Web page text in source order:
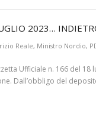
2023…
Reale, Ministro Nordio,
Ufficiale n. 166 del
Dall’obbligo del